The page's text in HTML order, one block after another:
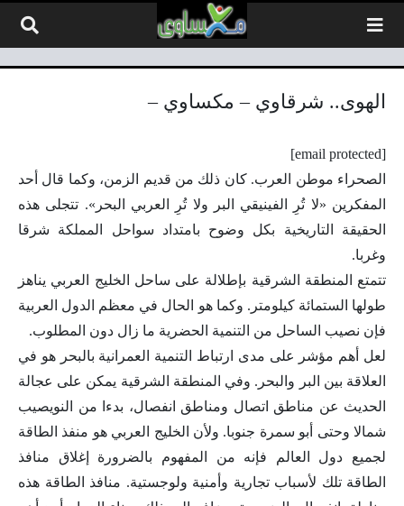
الهوى.. شرقاوي – مكساوي –
[email protected]
الصحراء موطن العرب. كان ذلك من قديم الزمن، وكما قال أحد
المفكرين «لا تُرِ الفينيقي البر ولا تُرِ العربي البحر». تتجلى هذه
الحقيقة التاريخية بكل وضوح بامتداد سواحل المملكة شرقا
وغربا.
تتمتع المنطقة الشرقية بإطلالة على ساحل الخليج العربي يناهز
طولها الستمائة كيلومتر. وكما هو الحال في معظم الدول العربية
فإن نصيب الساحل من التنمية الحضرية ما زال دون المطلوب.
لعل أهم مؤشر على مدى ارتباط التنمية العمرانية بالبحر هو في
العلاقة بين البر والبحر. وفي المنطقة الشرقية يمكن على عجالة
الحديث عن مناطق اتصال ومناطق انفصال، بدءا من النويصيب
شمالا وحتى أبو سمرة جنوبا. ولأن الخليج العربي هو منفذ الطاقة
لجميع دول العالم فإنه من المفهوم بالضرورة إغلاق منافذ
الطاقة تلك لأسباب تجارية وأمنية ولوجستية. منافذ الطاقة هذه